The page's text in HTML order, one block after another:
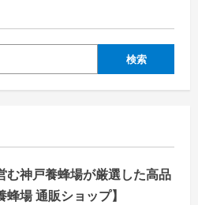
検索
む神戸養蜂場が厳選した高品
場 通販ショップ】